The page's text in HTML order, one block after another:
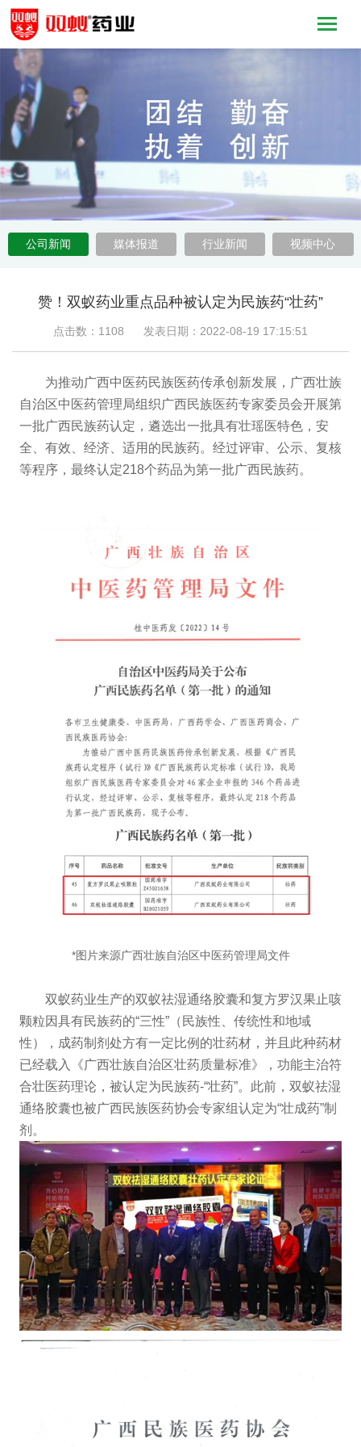
公司新闻 媒体报道 行业新闻 视频中心
赞！双蚁药业重点品种被认定为民族药“壮药”
点击数：1108 发表日期：2022-08-19 17:15:51
为推动广西中医药民族医药传承创新发展，广西壮族
自治区中医药管理局组织广西民族医药专家委员会开展第
一批广西民族药认定，遴选出一批具有壮瑶医特色，安
全、有效、经济、适用的民族药。经过评审、公示、复核
等程序，最终认定218个药品为第一批广西民族药。
*图片来源广西壮族自治区中医药管理局文件
双蚁药业生产的双蚁祛湿通络胶囊和复方罗汉果止咳
颗粒因具有民族药的“三性”（民族性、传统性和地域
性），成药制剂处方有一定比例的壮药材，并且此种药材
已经载入《广西壮族自治区壮药质量标准》，功能主治符
合壮医药理论，被认定为民族药-“壮药”。此前，双蚁祛湿
通络胶囊也被广西民族医药协会专家组认定为“壮成药”制
剂。